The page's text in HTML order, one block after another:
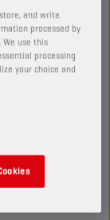
and write
processed by
use this
processing
your choice and